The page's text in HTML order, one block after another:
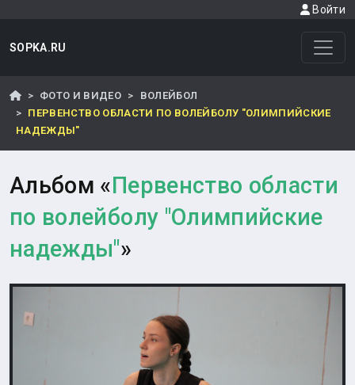
Войти
SOPKA.RU
ФОТО И ВИДЕО
ВОЛЕЙБОЛ
ПЕРВЕНСТВО ОБЛАСТИ ПО ВОЛЕЙБОЛУ "ОЛИМПИЙСКИЕ
НАДЕЖДЫ"
Альбом «Первенство области
по волейболу "Олимпийские
надежды"»